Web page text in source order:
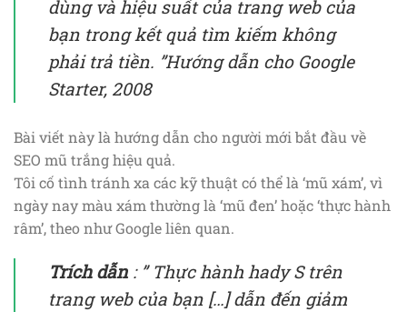
dùng và hiệu suất của trang web của
bạn trong kết quả tìm kiếm không
phải trả tiền. ”Hướng dẫn cho Google
Starter, 2008
Bài viết này là hướng dẫn cho người mới bắt đầu về
SEO mũ trắng hiệu quả.
Tôi cố tình tránh xa các kỹ thuật có thể là ‘mũ xám’, vì
ngày nay màu xám thường là ‘mũ đen’ hoặc ‘thực hành
râm’, theo như Google liên quan.
Trích dẫn : ” Thực hành hadyS trên
trang web của bạn […] dẫn đến giảm